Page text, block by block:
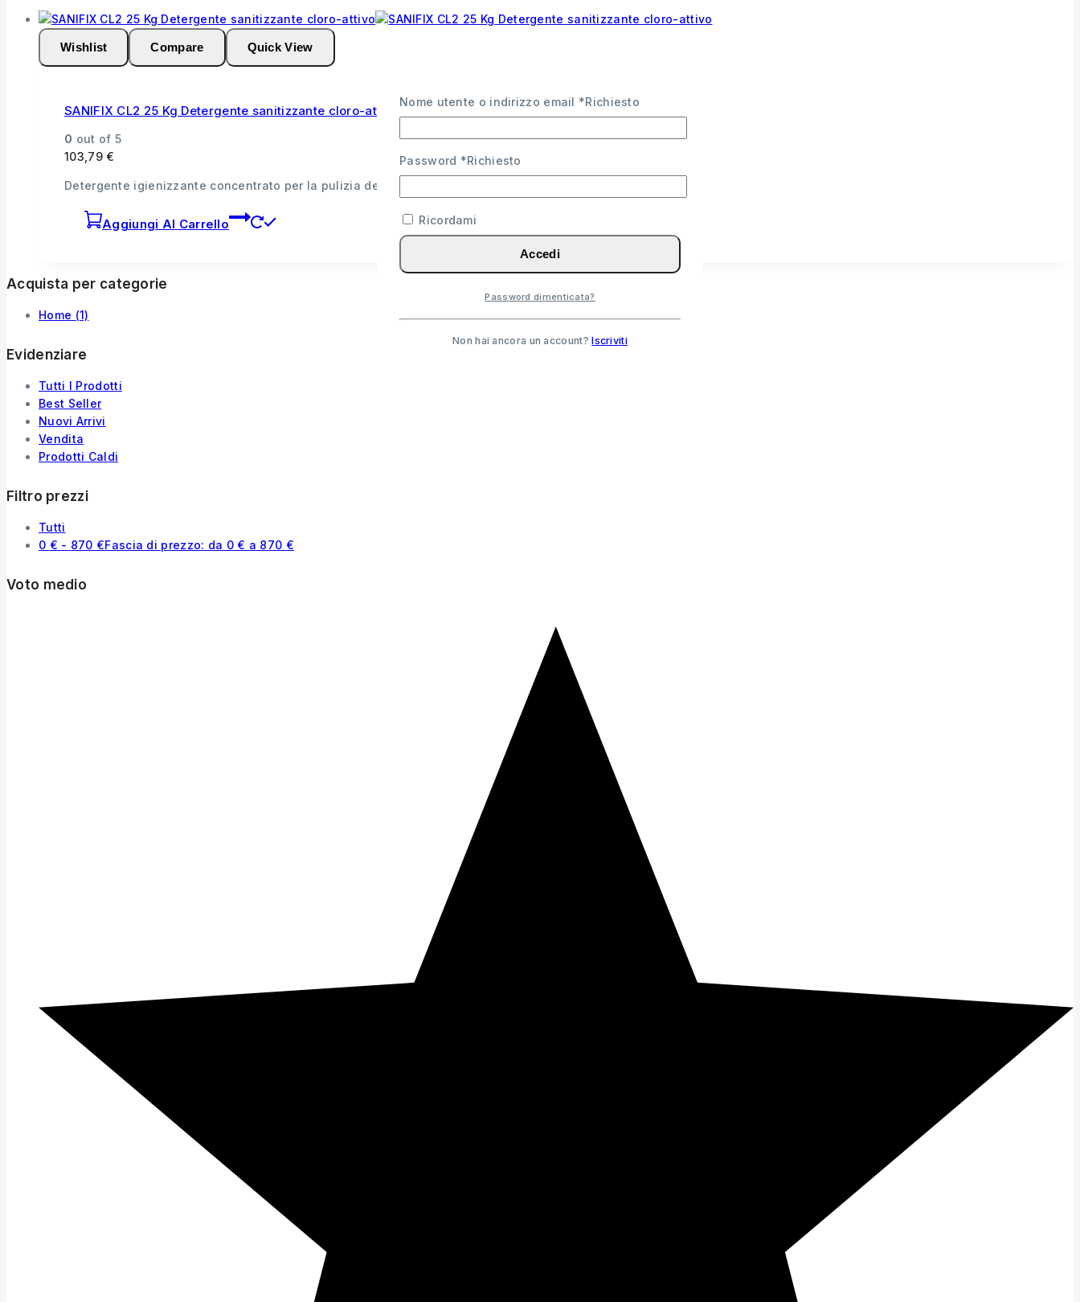
Wishlist Compare Quick View
SANIFIX CL2 25 Kg Detergente sanitizzante cloro-attivo
0 out of 5
103,79 €
Detergente igienizzante concentrato per la pulizia delle superfici e impianti industriali
Aggiungi Al Carrello
Acquista per categorie
Home (1)
Evidenziare
Tutti I Prodotti
Best Seller
Nuovi Arrivi
Vendita
Prodotti Caldi
Filtro prezzi
Tutti
0 € - 870 €Fascia di prezzo: da 0 € a 870 €
Voto medio
Nome utente o indirizzo email *Richiesto
Password *Richiesto
Ricordami
Accedi
Password dimenticata?
Non hai ancora un account?Iscriviti